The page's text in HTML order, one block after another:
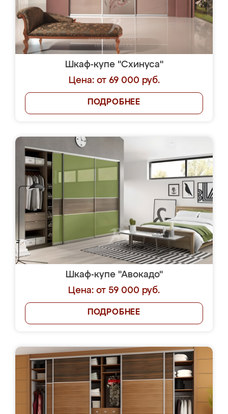
Шкаф-купе "Схинуса"
Цена: от 69 000 руб.
ПОДРОБНЕЕ
Шкаф-купе "Авокадо"
Цена: от 59 000 руб.
ПОДРОБНЕЕ